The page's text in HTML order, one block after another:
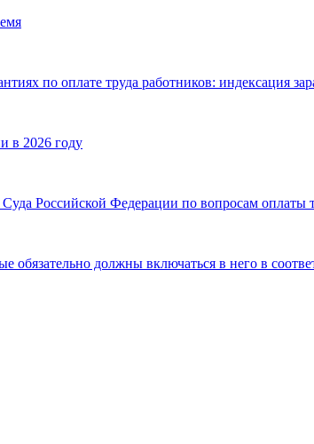
по оплате труда работников: индексация
в 2026 году
Российской Федерации по вопросам оплаты
обязательно должны включаться в него в